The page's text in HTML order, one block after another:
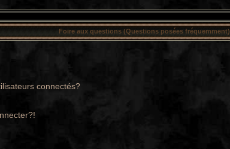
Foire aux questions (Questions posées fréquemment)
connectés?